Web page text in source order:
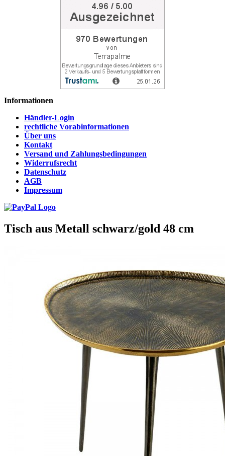
Informationen
Händler-Login
rechtliche Vorabinformationen
Über uns
Kontakt
Versand und Zahlungsbedingungen
Widerrufsrecht
Datenschutz
AGB
Impressum
Tisch aus Metall schwarz/gold 48 cm